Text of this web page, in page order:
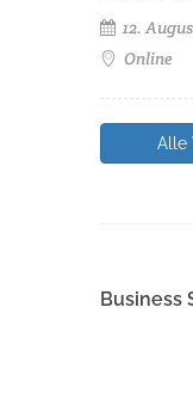
12.
Online
Alle
Business